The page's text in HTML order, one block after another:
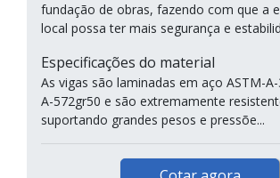
fundação de obras, fazendo com que a
local possa ter mais segurança e
Especificações do material
As vigas são laminadas em aço ASTM-
A-572gr50 e são extremamente
suportando grandes pesos e pressõe...